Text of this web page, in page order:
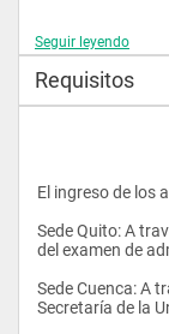
Seguir leyendo
Requisitos
El ingreso de los
Sede Quito: A
del examen de
Sede Cuenca: A
Secretaría de la